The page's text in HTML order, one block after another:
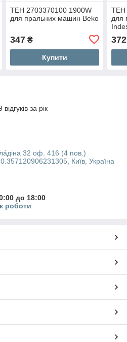
ТЕН 2703370100 1900W
для пральних машин Beko
347₴
Купити
ТЕН
для
372
за рік
32 оф. 416 (4 пов.)
Київ, Україна
до 18:00
роботи